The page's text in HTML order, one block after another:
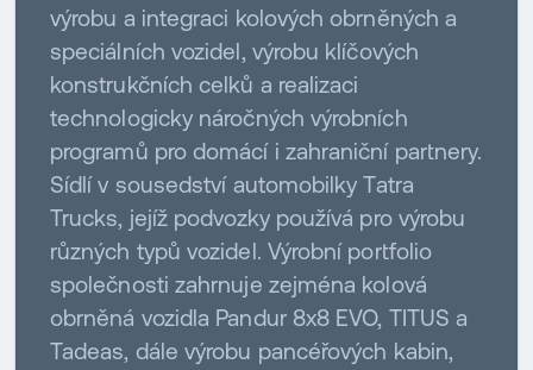
výrobu a integraci kolových obrněných a
speciálních vozidel, výrobu klíčových
konstrukčních celků a realizaci
technologicky náročných výrobních
programů pro domácí i zahraniční partnery.
Sídlí v sousedství automobilky Tatra
Trucks, jejíž podvozky používá pro výrobu
různých typů vozidel. Výrobní portfolio
společnosti zahrnuje zejména kolová
obrněná vozidla Pandur 8x8 EVO, TITUS a
Tadeas, dále výrobu pancéřových kabin,